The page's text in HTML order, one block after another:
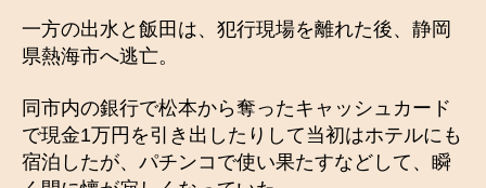
一方の出水と飯田は、犯行現場を離れた後、静岡
県熱海市へ逃亡。
同市内の銀行で松本から奪ったキャッシュカード
で現金1万円を引き出したりして当初はホテルにも
宿泊したが、パチンコで使い果たすなどして、瞬